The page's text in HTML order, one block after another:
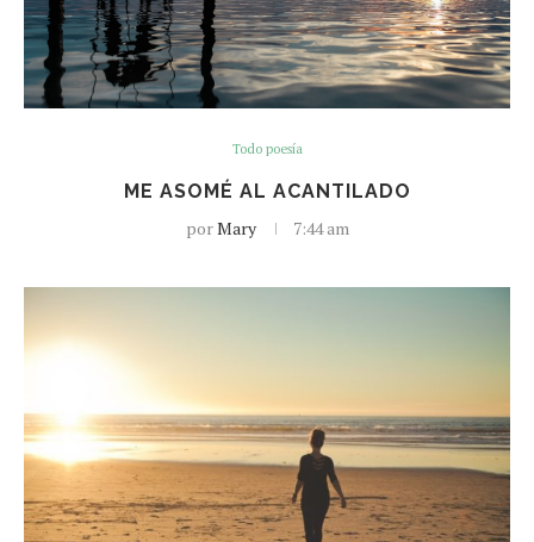
Todo poesía
ME ASOMÉ AL ACANTILADO
porMary 7:44 am